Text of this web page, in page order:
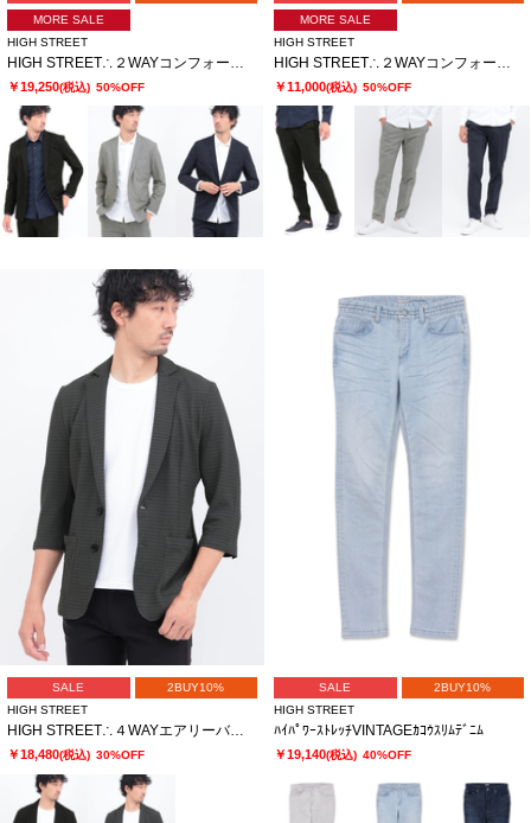
MORE SALE
HIGH STREET
HIGH STREET∴２WAYコンフォートブラッシュプリントジャケット
￥19,250(税込) 50%OFF
MORE SALE
HIGH STREET
HIGH STREET∴２WAYコンフォートブラッシュプリントイージーパンツ
￥11,000(税込) 50%OFF
SALE
2BUY10%
HIGH STREET
HIGH STREET∴４WAYエアリーバーク柄リンクス７分袖ジャケット
￥18,480(税込) 30%OFF
SALE
2BUY10%
HIGH STREET
ﾊｲﾊﾟﾜｰｽﾄﾚｯﾁVINTAGEｶｺｳｽﾘﾑﾃﾞﾆﾑ
￥19,140(税込) 40%OFF